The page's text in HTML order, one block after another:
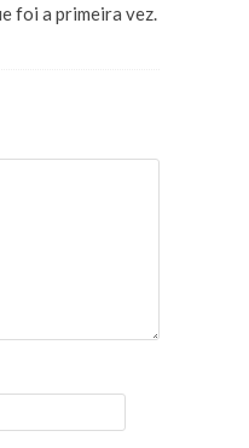
foi a primeira vez.